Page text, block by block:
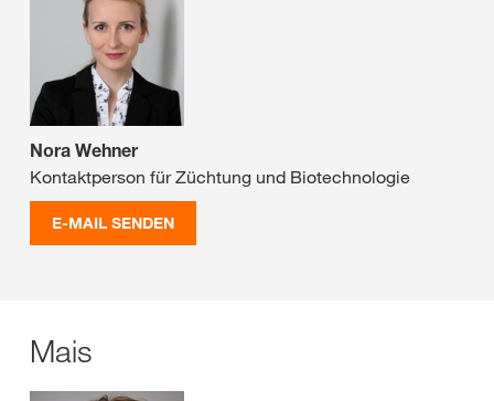
Nora Wehner
Kontaktperson für Züchtung und Biotechnologie
E-MAIL SENDEN
Mais